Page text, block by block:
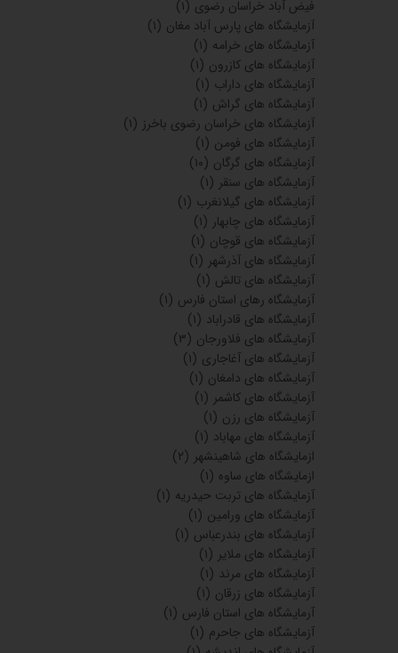
فیض آباد خراسان رضوی (۱)
آزمایشگاه های پارس آباد مغان (۱)
آزمایشگاه های خرامه (۱)
آزمایشگاه های کازرون (۱)
آزمایشگاه های داراب (۱)
آزمایشگاه های گراش (۱)
آزمایشگاه های خراسان رضوی باخرز (۱)
آزمایشگاه های فومن (۱)
آزمایشگاه های گرگان (۱۰)
آزمایشگاه های سنقر (۱)
آزمایشگاه های گیلانغرب (۱)
آزمایشگاه های چابهار (۱)
آزمایشگاه های قوچان (۱)
آزمایشگاه های آذرشهر (۱)
آزمایشگاه های تالش (۱)
آزمایشگاه رهای استان فارس (۱)
آزمایشگاه های قادراباد (۱)
آزمایشگاه های فلاورجان (۳)
آزمایشگاه های آغاجاری (۱)
آزمایشگاه های دامغان (۱)
آزمایشگاه های کاشمر (۱)
آزمایشگاه های رزن (۱)
آزمایشگاه های مهاباد (۱)
ازمایشگاه های شاهینشهر (۲)
ازمایشگاه های ساوه (۱)
آزمایشگاه های تربت حیدریه (۱)
آزمایشگاه های ورامین (۱)
آزمایشگاه های بندرعباس (۱)
آزمایشگاه های ملایر (۱)
آزمایشگاه های مرند (۱)
آزمایشگاه های زرقان (۱)
آرمایشگاه های استان فارس (۱)
آزمایشگاه های جاحرم (۱)